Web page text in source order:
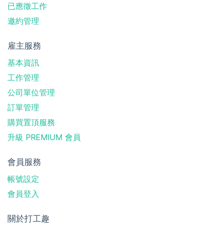
已應徵工作
邀約管理
雇主服務
基本資訊
工作管理
公司單位管理
訂單管理
購買置頂服務
升級 PREMIUM 會員
會員服務
帳號設定
會員登入
關於打工趣